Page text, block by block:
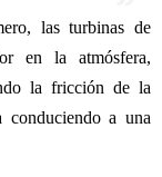
las turbinas de
en la atmósfera,
la fricción de la
a una